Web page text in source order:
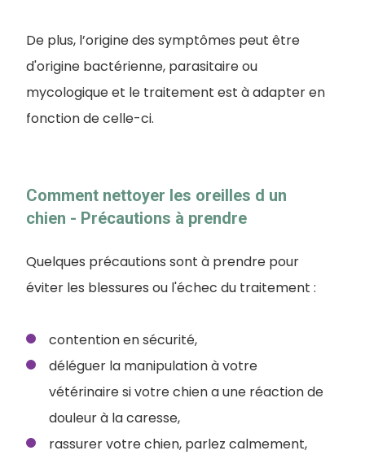
De plus, l’origine des symptômes peut être
d'origine bactérienne, parasitaire ou
mycologique et le traitement est à adapter en
fonction de celle-ci.
Comment nettoyer les oreilles d un
chien - Précautions à prendre
Quelques précautions sont à prendre pour
éviter les blessures ou l'échec du traitement :
contention en sécurité,
déléguer la manipulation à votre
vétérinaire si votre chien a une réaction de
douleur à la caresse,
rassurer votre chien, parlez calmement,